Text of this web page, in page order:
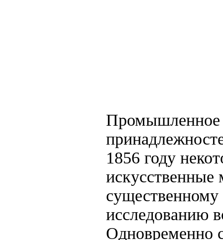
Промышленное
1856 году
искусственные
исследованию
Одновременно